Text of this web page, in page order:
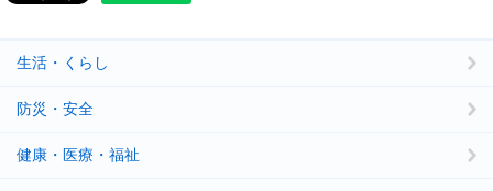
生活・くらし
防災・安全
健康・医療・福祉